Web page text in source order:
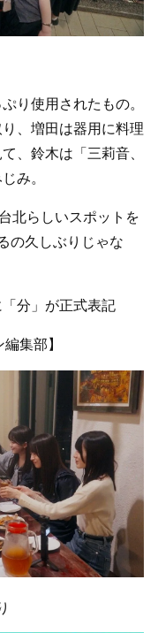
り使用されたもの。
、増田は器用に料理
、鈴木は「三莉音、
み。
北らしいスポットを
の久しぶりじゃな
分」が正式表記
集部】